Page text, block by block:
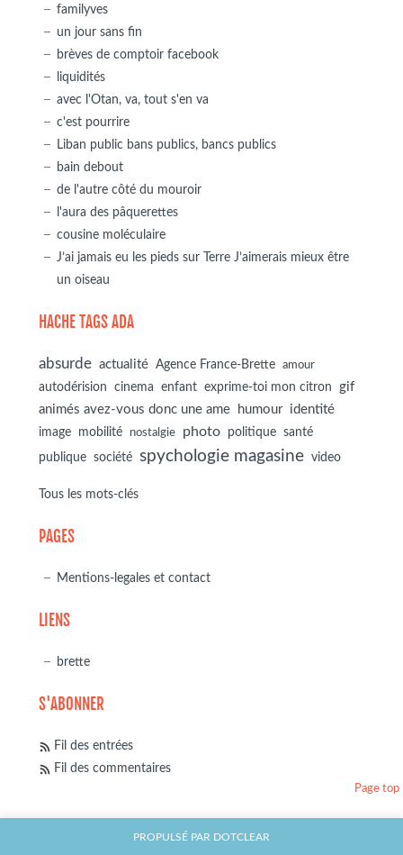
familyves
un jour sans fin
brèves de comptoir facebook
liquidités
avec l'Otan, va, tout s'en va
c'est pourrire
Liban public bans publics, bancs publics
bain debout
de l'autre côté du mouroir
l'aura des pâquerettes
cousine moléculaire
J’ai jamais eu les pieds sur Terre J’aimerais mieux être
un oiseau
HACHE TAGS ADA
absurde actualité Agence France-Brette amour
autodérision cinema enfant exprime-toi mon citron
gif
animés avez-vous donc une ame
humour identité
image mobilité nostalgie photo politique
santé
publique
société spychologie magasine video
Tous les mots-clés
PAGES
Mentions-legales et contact
LIENS
brette
S'ABONNER
Fil des entrées
Fil des commentaires
PROPULSÉ PAR DOTCLEAR
Page top